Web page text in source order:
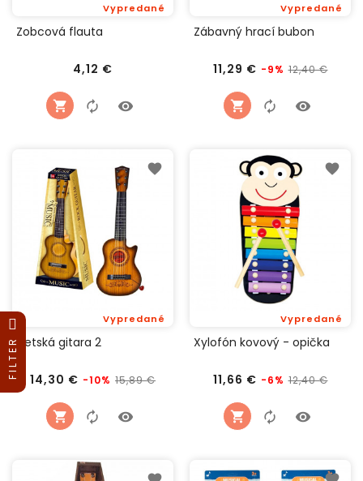
Zobcová flauta
4,12 €
Vypredané
Zábavný hrací bubon
11,29 € Bežná
-9% 12,40 €
Vypredané
Cena
Detská gitara 2
14,30 € Bežná
-10% 15,89 €
Vypredané
Cena
Xylofón kovový - opička
11,66 € Bežná
-6% 12,40 €
Vypredané
Cena
FILTER